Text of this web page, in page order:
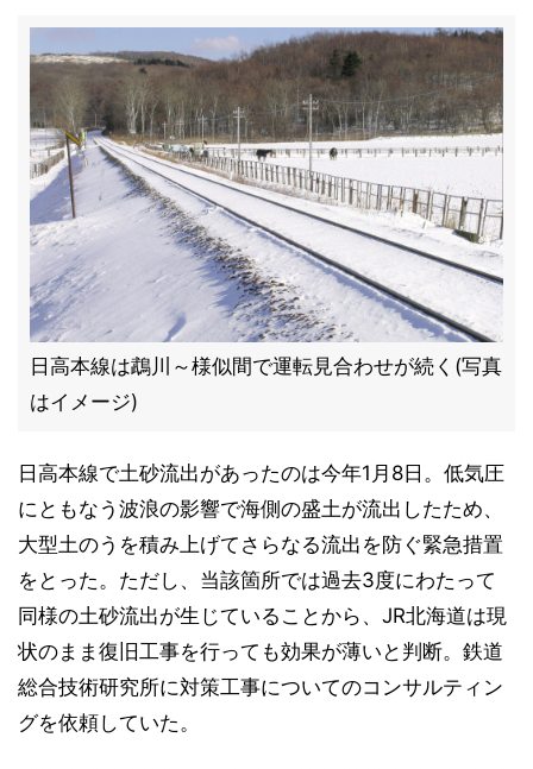
日高本線は鵡川～様似間で運転見合わせが続く(写真
はイメージ)
日高本線で土砂流出があったのは今年1月8日。低気圧
にともなう波浪の影響で海側の盛土が流出したため、
大型土のうを積み上げてさらなる流出を防ぐ緊急措置
をとった。ただし、当該箇所では過去3度にわたって
同様の土砂流出が生じていることから、JR北海道は現
状のまま復旧工事を行っても効果が薄いと判断。鉄道
総合技術研究所に対策工事についてのコンサルティン
グを依頼していた。